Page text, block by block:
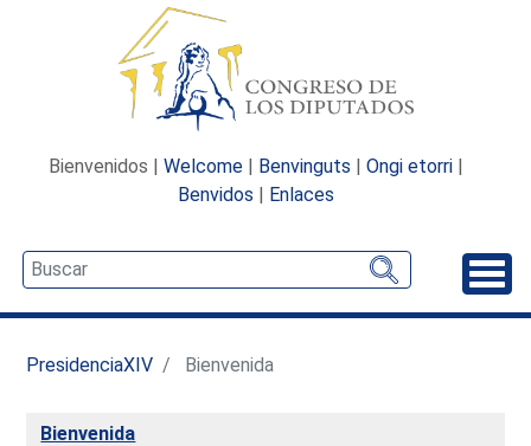
Bienvenidos | Welcome | Benvinguts | Ongi etorri |
Benvidos | Enlaces
PresidenciaXIV Bienvenida
Bienvenida